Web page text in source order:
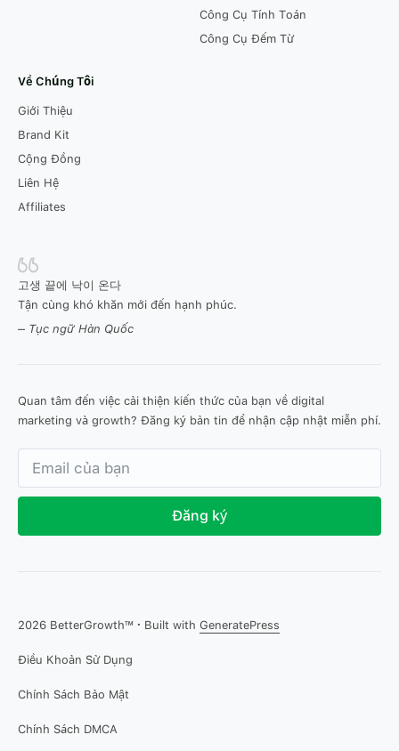
Công Cụ Tính Toán
Công Cụ Đếm Từ
Về Chúng Tôi
Giới Thiệu
Brand Kit
Cộng Đồng
Liên Hệ
Affiliates
고생 끝에 낙이 온다
Tận cùng khó khăn mới đến hạnh phúc.
– Tục ngữ Hàn Quốc
Quan tâm đến việc cải thiện kiến thức của bạn về digital
marketing và growth? Đăng ký bản tin để nhận cập nhật miễn phí.
Đăng ký
2026 BetterGrowth™ · Built with GeneratePress
Điều Khoản Sử Dụng
Chính Sách Bảo Mật
Chính Sách DMCA